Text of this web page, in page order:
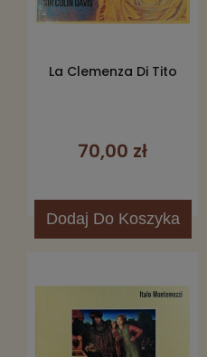
La Clemenza Di Tito
70,00 zł
Dodaj Do Koszyka